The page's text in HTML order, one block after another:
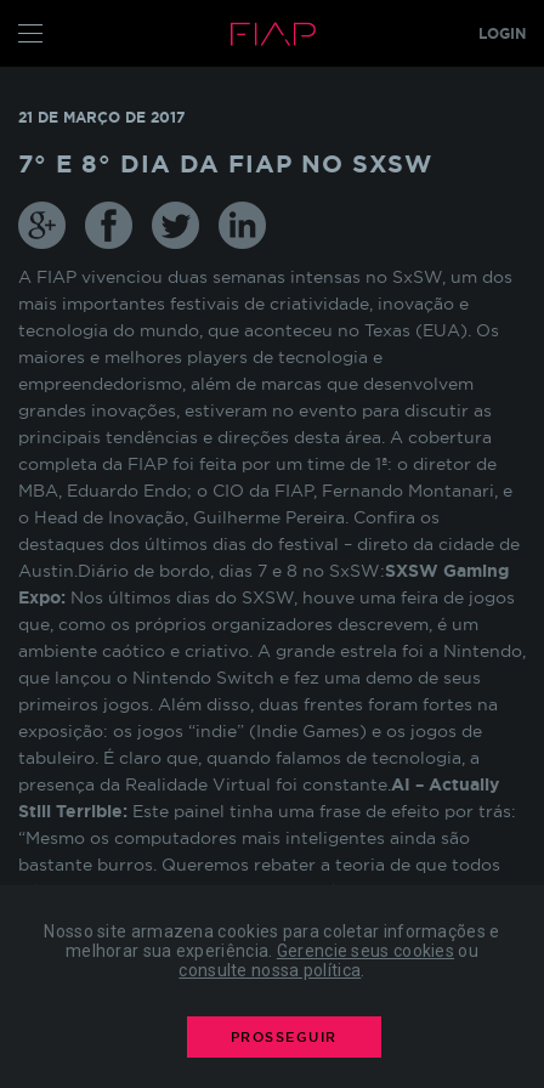
LOGIN
GRADUAÇÃO
MBA sTECH
GLOBAL MBA s
PÓS TECH
FIAP ON
FIAP EMPRESAS
FIAP
ALUN
Nosso site armazena cookies para coletar informações e
melhorar sua experiência. Gerencie seus cookies ou
consulte nossa política
PROSSEGUIR
21 DE MARÇO DE 2017
7° E 8° DIA DA FIAP NO SXSW
A FIAP vivenciou duas semanas intensas no SxSW, um dos
mais importantes festivais de criatividade, inovação e
tecnologia do mundo, que aconteceu no Texas (EUA). Os
maiores e melhores players de tecnologia e
empreendedorismo, além de marcas que desenvolvem
grandes inovações, estiveram no evento para discutir as
principais tendências e direções desta área. A cobertura
completa da FIAP foi feita por um time de 1ª: o diretor de
MBA, Eduardo Endo; o CIO da FIAP, Fernando Montanari, e
o Head de Inovação, Guilherme Pereira. Confira os
destaques dos últimos dias do festival – direto da cidade de
Austin.Diário de bordo, dias 7 e 8 no SxSW:SXSW Gaming
Expo: Nos últimos dias do SXSW, houve uma feira de jogos
que, como os próprios organizadores descrevem, é um
ambiente caótico e criativo. A grande estrela foi a Nintendo,
que lançou o Nintendo Switch e fez uma demo de seus
primeiros jogos. Além disso, duas frentes foram fortes na
exposição: os jogos “indie” (Indie Games) e os jogos de
tabuleiro. É claro que, quando falamos de tecnologia, a
presença da Realidade Virtual foi constante. AI – Actually
Still Terrible: Este painel tinha uma frase de efeito por trás:
“Mesmo os computadores mais inteligentes ainda são
bastante burros. Queremos rebater a teoria de que todos
no jardim da infância em relação ao seu potencial. Esta
sessão buscou entender quais são as reais aplicações da IA
cookies para melhorar a experiência de
navegação em nosso site e otimizar
constantemente os nossos serviços. Os cookies
armazenam temporariamente algumas
informações básicas da sua interação com as
nossas páginas.
COOKIES INDISPENSÁVEIS
Estes cookies não podem ser desativados pois
são necessários para que o site funcione
corretamente ou para melhorar o desempenho
funcionalidades diversas. Eles estão relacionados
com a realização de login no Portal do Aluno, o
preenchimento de formulários, contagem de
visitas para a medição de performance de
páginas, entre outros. Todos armazenados sem a
possibilidade de identificação pessoal. Ao
configurar seu navegador para bloquear esses
cookies, algumas partes do site podem não
funcionar.
COOKIES DE PUBLICIDADE
Estes cookies são estabelecidos por nossos
compor um perfil sobre seus interesses e, a partir
disso, mostrar anúncios relevantes para você em
outros sites. As informações armazenadas são